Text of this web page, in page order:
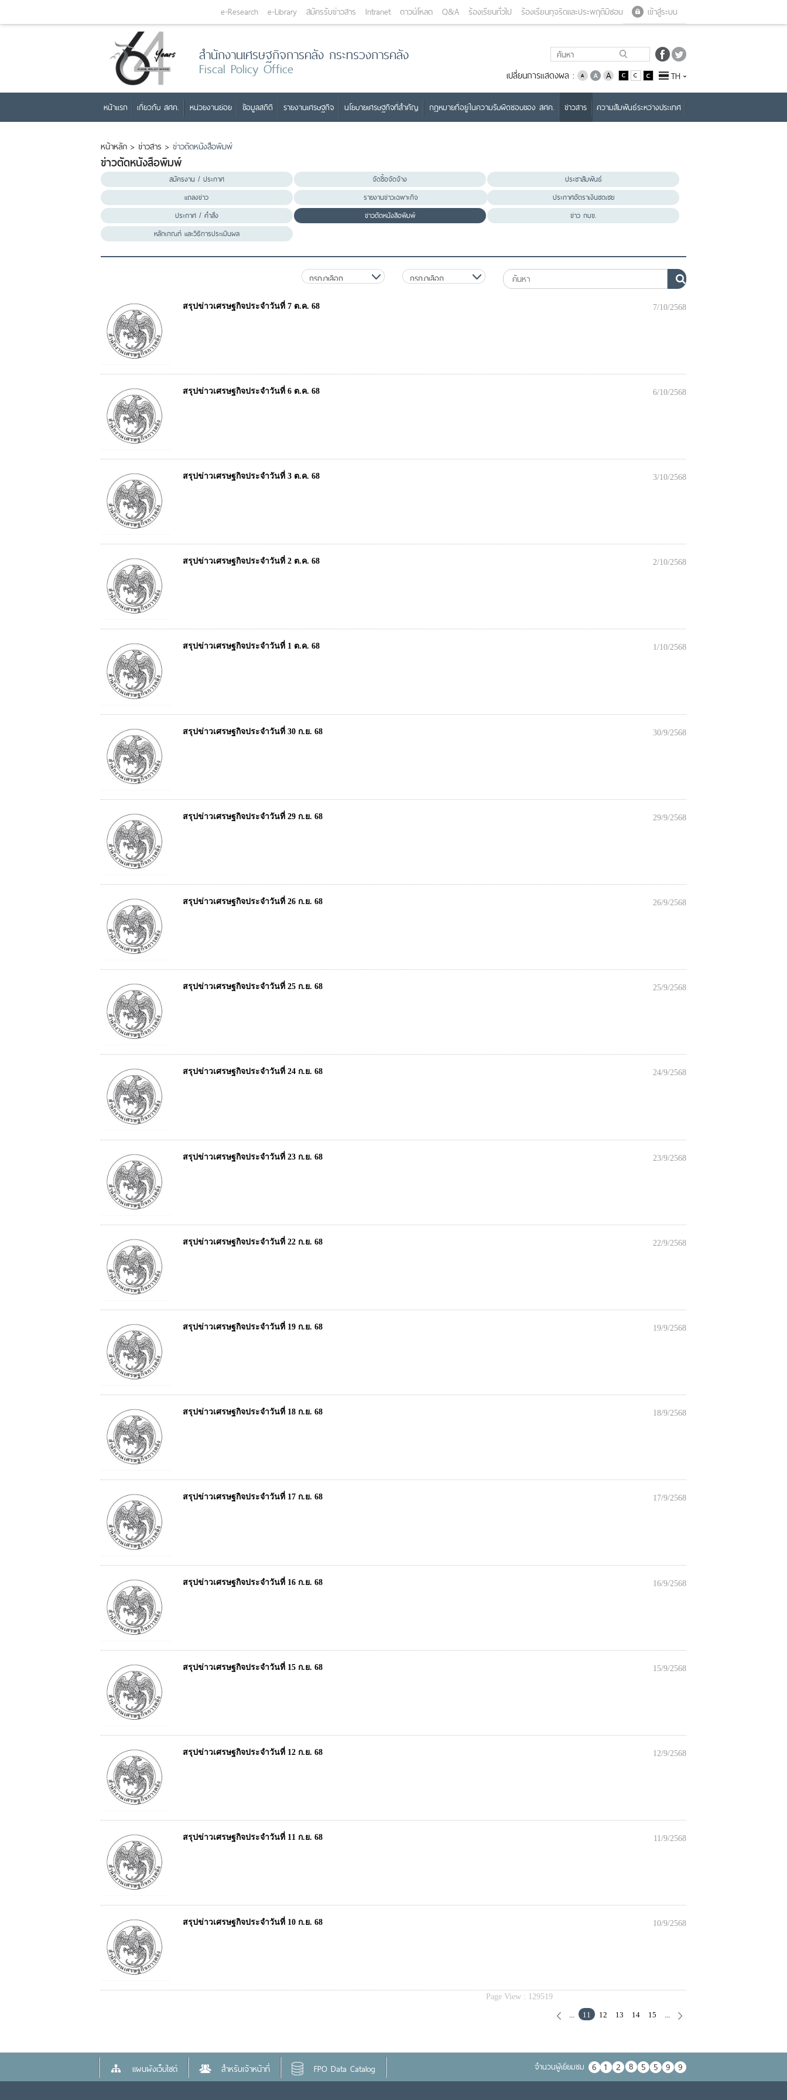
เข้าสู่ระบบ
e-Research e-Library สมัครรับข่าวสาร Intranet ดาวน์โหลด Q&A ร้องเรียนทั่วไป ร้องเรียนทุจริตและประพฤติมิชอบ
สำนักงานเศรษฐกิจการคลัง กระทรวงการคลัง
Fiscal Policy Office เปลี่ยนการแสดงผล : TH
หน้าแรก เกี่ยวกับ สศค. หน่วยงานย่อย ข้อมูลสถิติ รายงานเศรษฐกิจ นโยบายเศรษฐกิจที่สำคัญ กฎหมายที่อยู่ในความรับผิดชอบของ สศค. ข่าวสาร ความสัมพันธ์ระหว่างประเทศ
หน้าหลัก > ข่าวสาร > ข่าวตัดหนังสือพิมพ์
ข่าวตัดหนังสือพิมพ์
สมัครงาน / ประกาศ จัดซื้อจัดจ้าง
ประชาสัมพันธ์
แถลงข่าว
รายงานข่าวเฉพาะกิจ
ประกาศอัตราเงินชดเชย
ประกาศ / คำสั่ง
ข่าวตัดหนังสือพิมพ์
ข่าว กบข.
หลักเกณฑ์ และวิธีการประเมินผล
สรุปข่าวเศรษฐกิจประจำวันที่ 7 ต.ค. 68 7/10/2568
สรุปข่าวเศรษฐกิจประจำวันที่ 6 ต.ค. 68 6/10/2568
สรุปข่าวเศรษฐกิจประจำวันที่ 3 ต.ค. 68 3/10/2568
สรุปข่าวเศรษฐกิจประจำวันที่ 2 ต.ค. 68 2/10/2568
สรุปข่าวเศรษฐกิจประจำวันที่ 1 ต.ค. 68 1/10/2568
สรุปข่าวเศรษฐกิจประจำวันที่ 30 ก.ย. 68 30/9/2568
สรุปข่าวเศรษฐกิจประจำวันที่ 29 ก.ย. 68 29/9/2568
สรุปข่าวเศรษฐกิจประจำวันที่ 26 ก.ย. 68 26/9/2568
สรุปข่าวเศรษฐกิจประจำวันที่ 25 ก.ย. 68 25/9/2568
สรุปข่าวเศรษฐกิจประจำวันที่ 24 ก.ย. 68 24/9/2568
สรุปข่าวเศรษฐกิจประจำวันที่ 23 ก.ย. 68 23/9/2568
สรุปข่าวเศรษฐกิจประจำวันที่ 22 ก.ย. 68 22/9/2568
สรุปข่าวเศรษฐกิจประจำวันที่ 19 ก.ย. 68 19/9/2568
สรุปข่าวเศรษฐกิจประจำวันที่ 18 ก.ย. 68 18/9/2568
สรุปข่าวเศรษฐกิจประจำวันที่ 17 ก.ย. 68 17/9/2568
สรุปข่าวเศรษฐกิจประจำวันที่ 16 ก.ย. 68 16/9/2568
สรุปข่าวเศรษฐกิจประจำวันที่ 15 ก.ย. 68 15/9/2568
สรุปข่าวเศรษฐกิจประจำวันที่ 12 ก.ย. 68 12/9/2568
สรุปข่าวเศรษฐกิจประจำวันที่ 11 ก.ย. 68 11/9/2568
สรุปข่าวเศรษฐกิจประจำวันที่ 10 ก.ย. 68 10/9/2568
... 11 12 13 14 15 ...
Page View : 129519
แผนผังเว็บไซต์ สำหรับเจ้าหน้าที่ FPO Data Catalog จำนวนผู้เยื่ยมชม